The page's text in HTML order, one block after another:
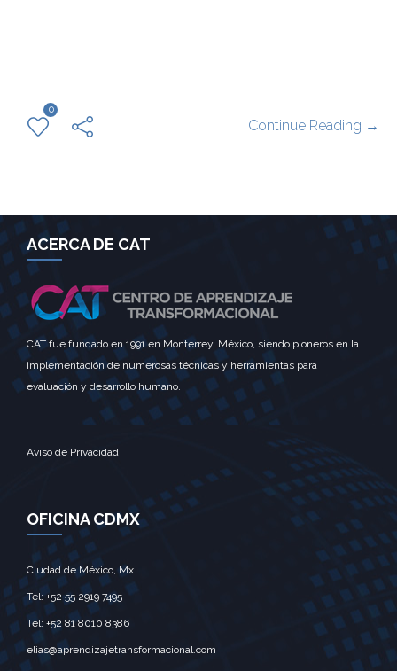
0
Continue Reading →
ACERCA DE CAT
CAT fue fundado en 1991 en Monterrey, México, siendo pioneros en la
implementación de numerosas técnicas y herramientas para
evaluación y desarrollo humano.
Aviso de Privacidad
OFICINA CDMX
Ciudad de México, Mx.‎
Tel: +52 55 2919 7495‎
Tel: +52 81 8010 8386
elias@aprendizajetransformacional.com